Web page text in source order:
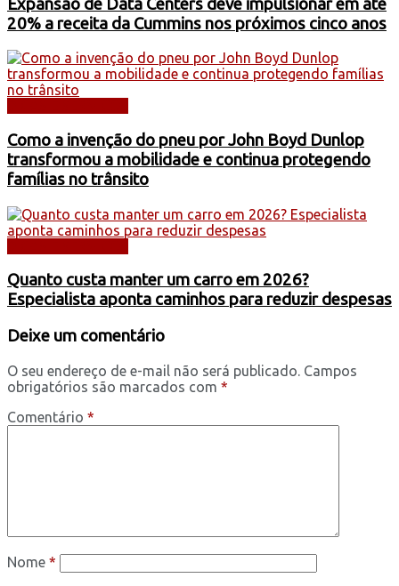
20% a receita da Cummins nos próximos cinco anos
Como a invenção do pneu por John Boyd Dunlop
transformou a mobilidade e continua protegendo
famílias no trânsito
Quanto custa manter um carro em 2026?
Especialista aponta caminhos para reduzir despesas
Deixe um comentário
O seu endereço de e-mail não será publicado. Campos
obrigatórios são marcados com *
Comentário *
Nome *